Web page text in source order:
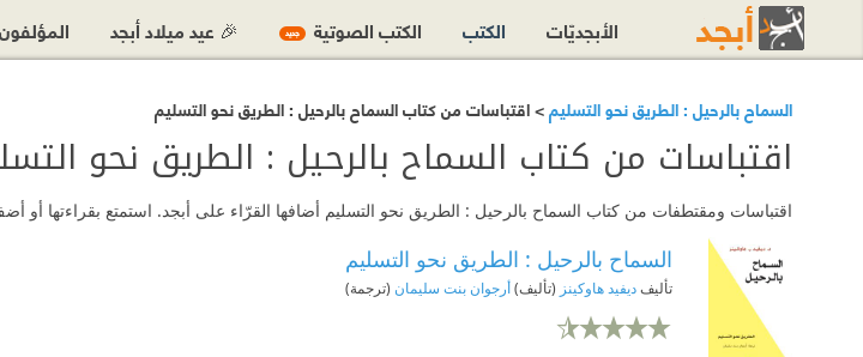
السماح بالرحيل : الطريق نحو التسليم> اقتباسات من كتاب السماح بالرحيل : الطريق نحو التسليم
اقتباسات من كتاب السماح بالرحيل : الطريق نحو
اقتباسات ومقتطفات من كتاب السماح بالرحيل : الطريق نحو التسليم أضافها القرّاء على أبجد. استمتع بقراءتها أو
السماح بالرحيل : الطريق نحو التسليم
تأليفديفيد هاوكينز (تأليف)أرجوان بنت سليمان (ترجمة)
الأبجديّات الكتب الكتب الصوتية جديد 🎉 عيد ميلاد أبجد المؤلفون